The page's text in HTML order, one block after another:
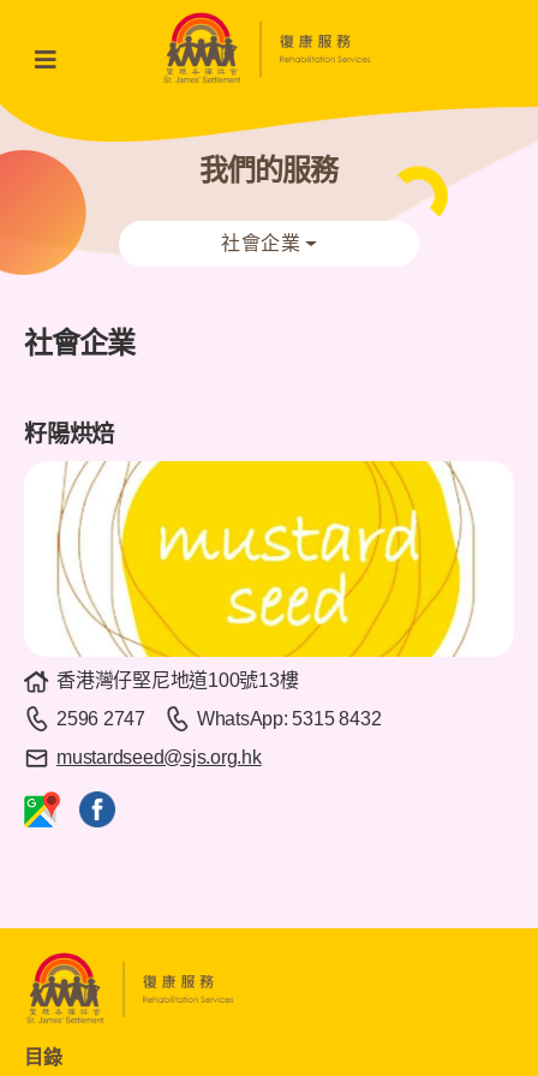
我們的服務
社會企業
社會企業
籽陽烘焙
香港灣仔堅尼地道100號13樓
2596 2747
WhatsApp: 5315 8432
mustardseed@sjs.org.hk
目錄